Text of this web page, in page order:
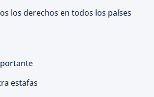
los derechos en todos los países
estafas